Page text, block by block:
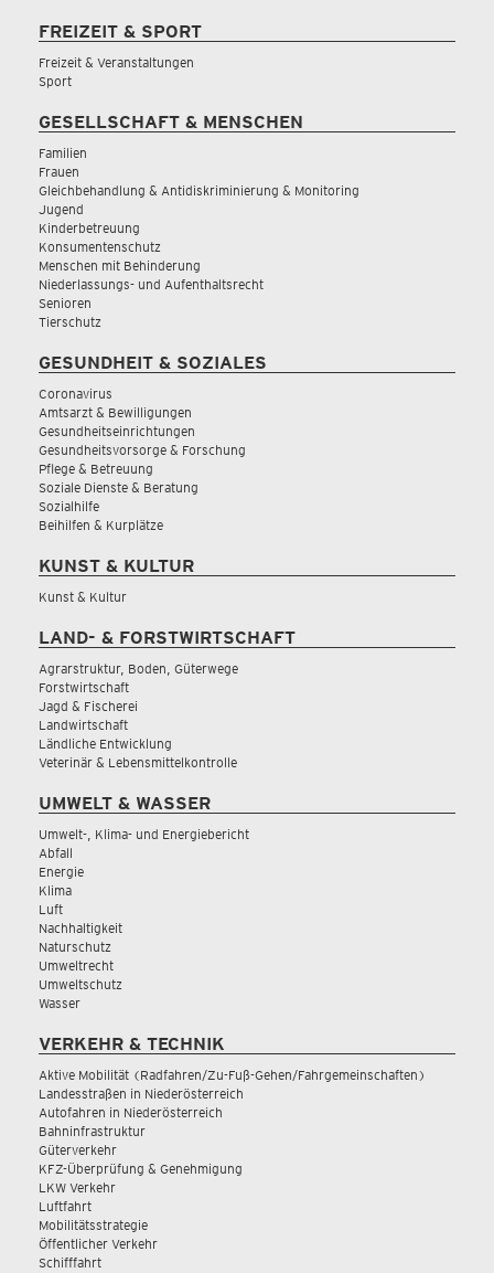
FREIZEIT & SPORT
Freizeit & Veranstaltungen
Sport
GESELLSCHAFT & MENSCHEN
Familien
Frauen
Gleichbehandlung & Antidiskriminierung & Monitoring
Jugend
Kinderbetreuung
Konsumentenschutz
Menschen mit Behinderung
Niederlassungs- und Aufenthaltsrecht
Senioren
Tierschutz
GESUNDHEIT & SOZIALES
Coronavirus
Amtsarzt & Bewilligungen
Gesundheitseinrichtungen
Gesundheitsvorsorge & Forschung
Pflege & Betreuung
Soziale Dienste & Beratung
Sozialhilfe
Beihilfen & Kurplätze
KUNST & KULTUR
Kunst & Kultur
LAND- & FORSTWIRTSCHAFT
Agrarstruktur, Boden, Güterwege
Forstwirtschaft
Jagd & Fischerei
Landwirtschaft
Ländliche Entwicklung
Veterinär & Lebensmittelkontrolle
UMWELT & WASSER
Umwelt-, Klima- und Energiebericht
Abfall
Energie
Klima
Luft
Nachhaltigkeit
Naturschutz
Umweltrecht
Umweltschutz
Wasser
VERKEHR & TECHNIK
Aktive Mobilität (Radfahren/Zu-Fuß-Gehen/Fahrgemeinschaften)
Landesstraßen in Niederösterreich
Autofahren in Niederösterreich
Bahninfrastruktur
Güterverkehr
KFZ-Überprüfung & Genehmigung
LKW Verkehr
Luftfahrt
Mobilitätsstrategie
Öffentlicher Verkehr
Schifffahrt